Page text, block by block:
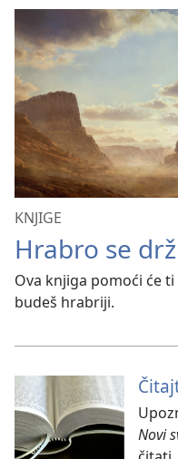
KNJIGE
Hrabro se
Ova knjiga pomoći će
budeš hrabriji.
Novi